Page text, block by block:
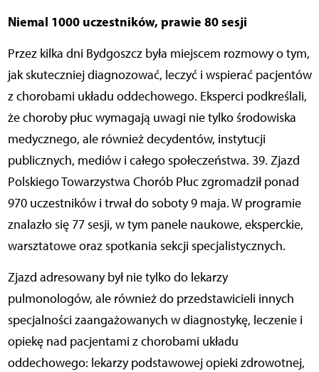
Niemal 1000 uczestników, prawie 80 sesji
Przez kilka dni Bydgoszcz była miejscem rozmowy o tym,
jak skuteczniej diagnozować, leczyć i wspierać pacjentów
z chorobami układu oddechowego. Eksperci podkreślali,
że choroby płuc wymagają uwagi nie tylko środowiska
medycznego, ale również decydentów, instytucji
publicznych, mediów i całego społeczeństwa. 39. Zjazd
Polskiego Towarzystwa Chorób Płuc zgromadził ponad
970 uczestników i trwał do soboty 9 maja. W programie
znalazło się 77 sesji, w tym panele naukowe, eksperckie,
warsztatowe oraz spotkania sekcji specjalistycznych.
Zjazd adresowany był nie tylko do lekarzy
pulmonologów, ale również do przedstawicieli innych
specjalności zaangażowanych w diagnostykę, leczenie i
opiekę nad pacjentami z chorobami układu
oddechowego: lekarzy podstawowej opieki zdrowotnej,